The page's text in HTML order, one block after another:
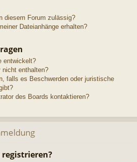
diesem Forum zulässig?
Dateianhänge erhalten?
entwickelt?
enthalten?
falls es Beschwerden oder juristische
des Boards kontaktieren?